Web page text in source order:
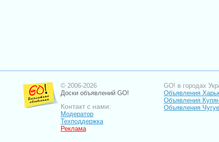
© 2006-2026
Доски объявлений GO!
Контакт с нами:
Модератор
Техподдержка
Реклама
GO! в городах
Объявления
Объявления
Объявления